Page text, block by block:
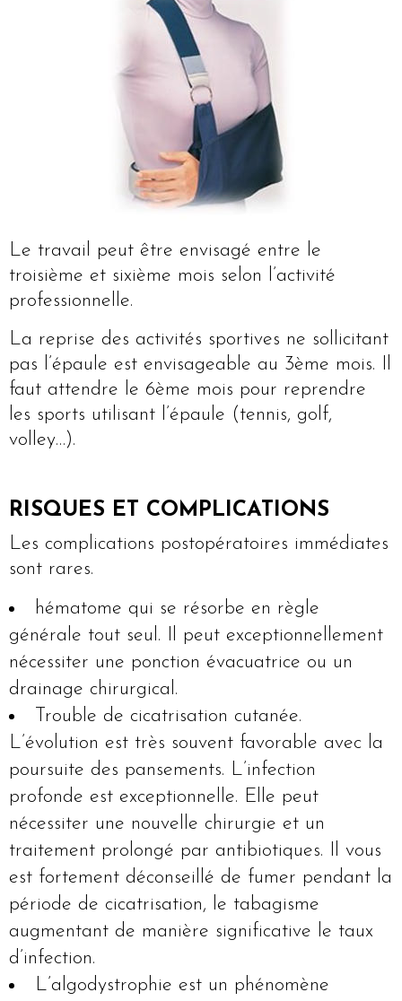
Le travail peut être envisagé entre le
troisième et sixième mois selon l’activité
professionnelle.
La reprise des activités sportives ne sollicitant
pas l’épaule est envisageable au 3ème mois. Il
faut attendre le 6ème mois pour reprendre
les sports utilisant l’épaule (tennis, golf,
volley…).
RISQUES ET COMPLICATIONS
Les complications postopératoires immédiates
sont rares.
hématome qui se résorbe en règle
générale tout seul. Il peut exceptionnellement
nécessiter une ponction évacuatrice ou un
drainage chirurgical.
Trouble de cicatrisation cutanée.
L’évolution est très souvent favorable avec la
poursuite des pansements. L’infection
profonde est exceptionnelle. Elle peut
nécessiter une nouvelle chirurgie et un
traitement prolongé par antibiotiques. Il vous
est fortement déconseillé de fumer pendant la
période de cicatrisation, le tabagisme
augmentant de manière significative le taux
d’infection.
L’algodystrophie est un phénomène